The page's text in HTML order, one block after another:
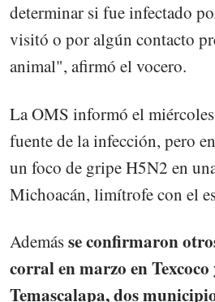
determinar si fue infectado
visitó o por algún contacto
animal", afirmó el vocero.
La OMS informó el
fuente de la infección, pero
un foco de gripe H5N2 en
Michoacán, limítrofe con el
Ademásse confirmaron
corral en marzo en
Temascalapa, dos